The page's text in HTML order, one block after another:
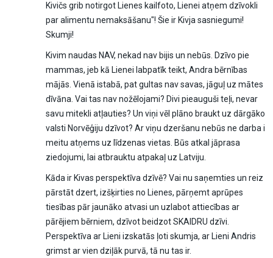
Kivičs grib notirgot Lienes kailfoto, Lienei atņem dzīvokli
par alimentu nemaksāšanu"! Šie ir Kivja sasniegumi!
Skumji!
Kivim naudas NAV, nekad nav bijis un nebūs. Dzīvo pie
mammas, jeb kā Lienei labpatīk teikt, Andra bērnības
mājās. Vienā istabā, pat gultas nav savas, jāguļ uz mātes
dīvāna. Vai tas nav nožēlojami? Divi pieauguši teļi, nevar
savu mitekli atļauties? Un viņi vēl plāno braukt uz dārgāko
valsti Norvēģiju dzīvot? Ar viņu dzeršanu nebūs ne darba i
meitu atņems uz līdzenas vietas. Būs atkal jāprasa
ziedojumi, lai atbrauktu atpakaļ uz Latviju.
Kāda ir Kivas perspektīva dzīvē? Vai nu saņemties un reiz
pārstāt dzert, izšķirties no Lienes, pārņemt aprūpes
tiesības pār jaunāko atvasi un uzlabot attiecības ar
pārējiem bērniem, dzīvot beidzot SKAIDRU dzīvi.
Perspektīva ar Lieni izskatās ļoti skumja, ar Lieni Andris
grimst ar vien dziļāk purvā, tā nu tas ir.